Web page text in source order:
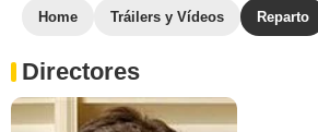
Home Tráilers y Vídeos Reparto
Directores